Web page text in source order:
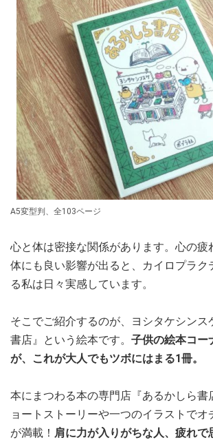
A5変型判、全103ページ
心と体は密接な関係があります。心の疲
体にも良い影響が出ると、カイロプラク
る私は日々実感しています。
そこでご紹介するのが、ヨシタケシンス
書店』という絵本です。 子供の絵本コー
が、これが大人でもツボにはまる1冊。
本にまつわる本の専門店『あるかしら書
ョートストーリーや一つのイラストで
が満載！ 肩に力が入りがちな人、疲れで